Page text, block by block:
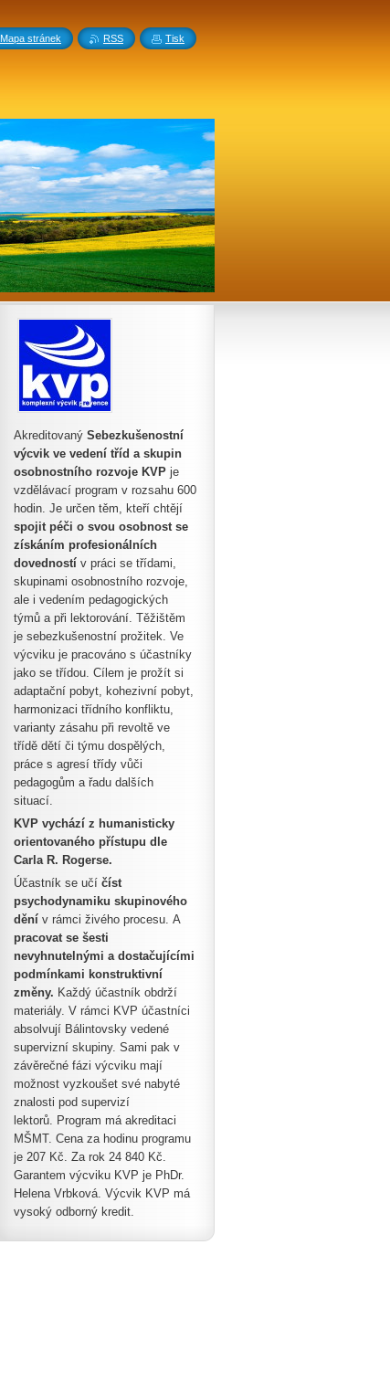
Akreditovaný Sebezkušenostní
výcvik ve vedení tříd a skupin
osobnostního rozvoje KVP je
vzdělávací program v rozsahu 600
hodin. Je určen těm, kteří chtějí
spojit péči o svou osobnost se
získáním profesionálních
dovedností v práci se třídami,
skupinami osobnostního rozvoje,
ale i vedením pedagogických
týmů a při lektorování. Těžištěm
je sebezkušenostní prožitek. Ve
výcviku je pracováno s účastníky
jako se třídou. Cílem je prožít si
adaptační pobyt, kohezivní pobyt,
harmonizaci třídního konfliktu,
varianty zásahu při revoltě ve
třídě dětí či týmu dospělých,
práce s agresí třídy vůči
pedagogům a řadu dalších
situací.
KVP vychází z humanisticky
orientovaného přístupu dle
Carla R. Rogerse.
Účastník se učí číst
psychodynamiku skupinového
dění v rámci živého procesu. A
pracovat se šesti
nevyhnutelnými a dostačujícími
podmínkami konstruktivní
změny. Každý účastník obdrží
materiály. V rámci KVP účastníci
absolvují Bálintovsky vedené
supervizní skupiny. Sami pak v
závěrečné fázi výcviku mají
možnost vyzkoušet své nabyté
znalosti pod supervizí
lektorů. Program má akreditaci
MŠMT. Cena za hodinu programu
je 207 Kč. Za rok 24 840 Kč.
Garantem výcviku KVP je PhDr.
Helena Vrbková. Výcvik KVP má
vysoký odborný kredit.
Mapa stránek RSS Tisk